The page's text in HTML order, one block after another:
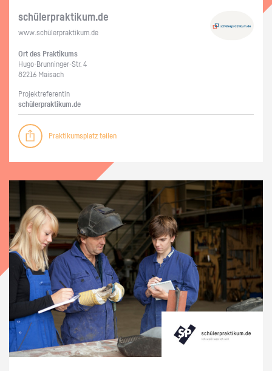
schü­ler­prak­ti­kum.de
www.​schüler​prak​tiku​m.​de
Ort des Prak­ti­kums
Hu­go-Brun­nin­ger-Str. 4
82216 Mai­sach
Pro­jekt­re­fe­ren­tin
schü­ler­prak­ti­kum.de
Praktikumsplatz teilen